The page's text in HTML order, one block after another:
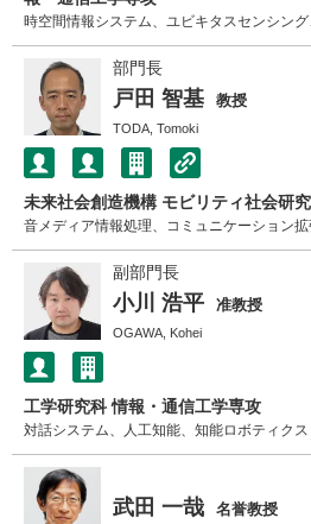
時空間情報システム、ユビキタスセンシン
部門長
戸田 智基 教授
TODA, Tomoki
未来社会創造機構 モビリティ社会研
音メディア情報処理、コミュニケーション
副部門長
小川 浩平 准教授
OGAWA, Kohei
工学研究科 情報・通信工学専攻
対話システム、人工知能、知能ロボティクス
武田 一哉 名誉教授